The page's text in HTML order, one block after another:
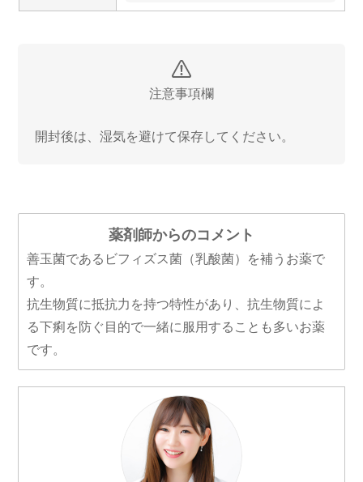
注意事項欄
開封後は、湿気を避けて保存してください。
薬剤師からのコメント
善玉菌であるビフィズス菌（乳酸菌）を補うお薬で
す。
抗生物質に抵抗力を持つ特性があり、抗生物質によ
る下痢を防ぐ目的で一緒に服用することも多いお薬
です。